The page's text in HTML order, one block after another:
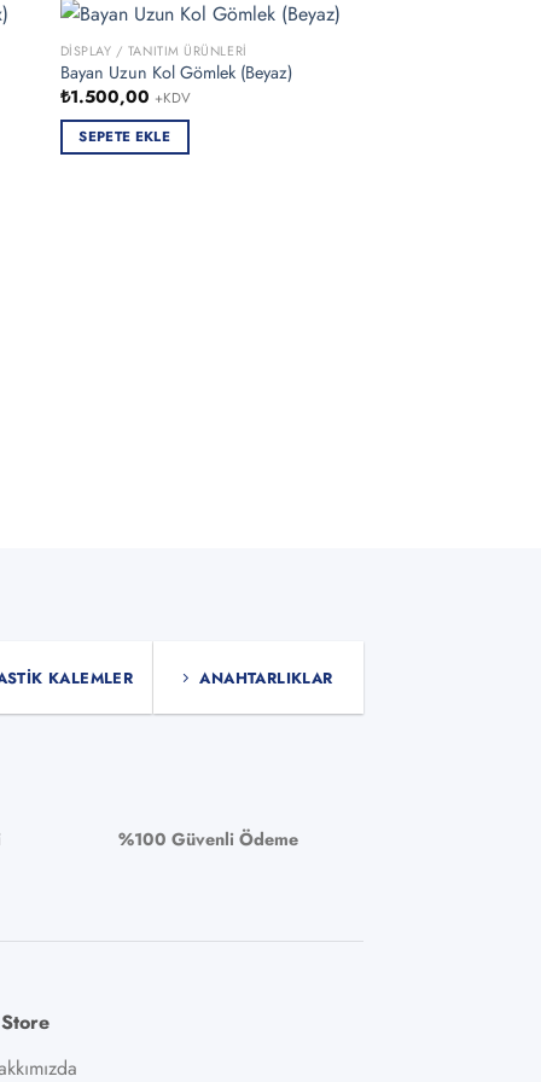
DISPLAY / TANITIM ÜRÜNLERI
Bayan Uzun Kol Gömlek (Beyaz)
₺1.500,00 +KDV
SEPETE EKLE
KALEMLER ANAHTARLIKLAR
%100 Güvenli Ödeme